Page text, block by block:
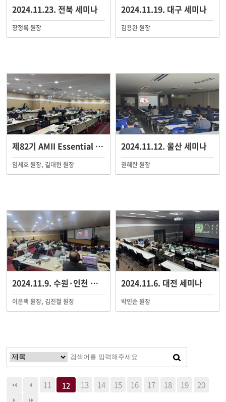
2024.11.23. 전북 세미나
장정록 원장
2024.11.19. 대구 세미나
김용완 원장
제82기 AMII Essential Course
임세호 원장, 길대현 원장
2024.11.12. 울산 세미나
권혜란 원장
2024.11.9. 수원·인천 세미나
이은택 원장, 김진철 원장
2024.11.6. 대전 세미나
박인순 원장
11 12 13 14 15 16 17 18 19 20